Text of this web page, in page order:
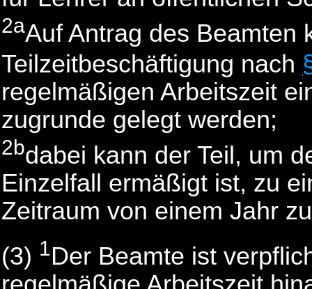
2aAuf Antrag des Beamten
Teilzeitbeschäftigung nach
regelmäßigen Arbeitszeit
zugrunde gelegt werden;
2bdabei kann der Teil, um
Einzelfall ermäßigt ist, zu
Zeitraum von einem Jahr
(3) 1Der Beamte ist